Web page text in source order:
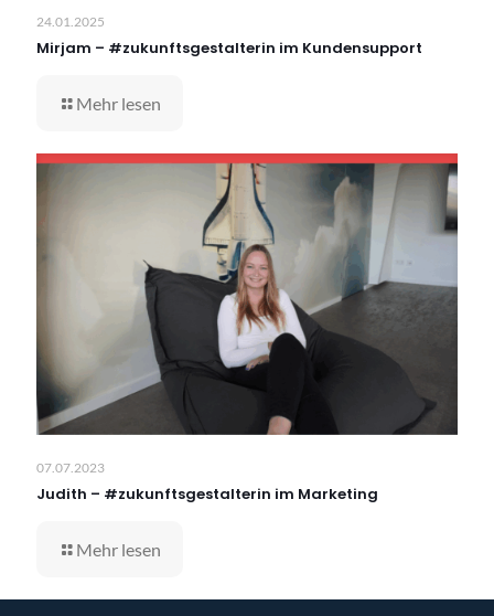
24.01.2025
Mirjam – #zukunftsgestalterin im Kundensupport
Mehr lesen
07.07.2023
Judith – #zukunftsgestalterin im Marketing
Mehr lesen